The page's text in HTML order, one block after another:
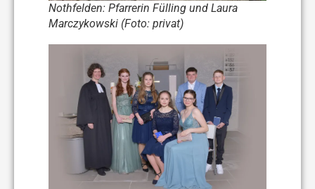
Nothfelden: Pfarrerin Fülling und Laura
Marczykowski (Foto: privat)